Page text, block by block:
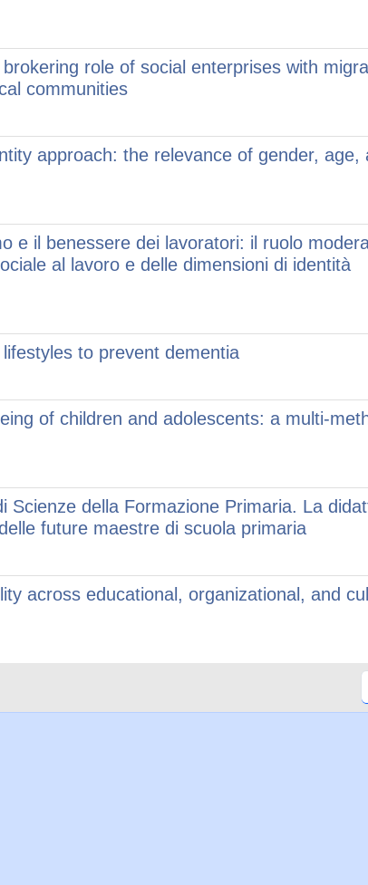
role of social enterprises with
communities
approach: the relevance of gender, age,
e il benessere dei lavoratori: il ruolo
al lavoro e delle dimensioni di identità
to prevent dementia
of children and adolescents: a multi-
Scienze della Formazione Primaria. La
future maestre di scuola primaria
across educational, organizational, and